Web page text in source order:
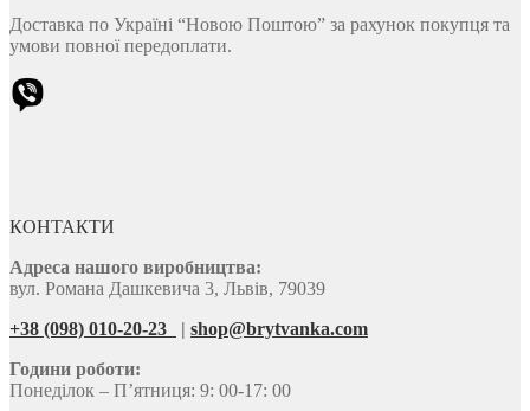
Доставка по Україні “Новою Поштою” за рахунок покупця та
умови повної передоплати.
КОНТАКТИ
Адреса нашого виробництва:
вул. Романа Дашкевича 3, Львів, 79039
+38 (098) 010-20-23
| shop@brytvanka.com
Години роботи:
Понеділок – П’ятниця: 9: 00-17: 00